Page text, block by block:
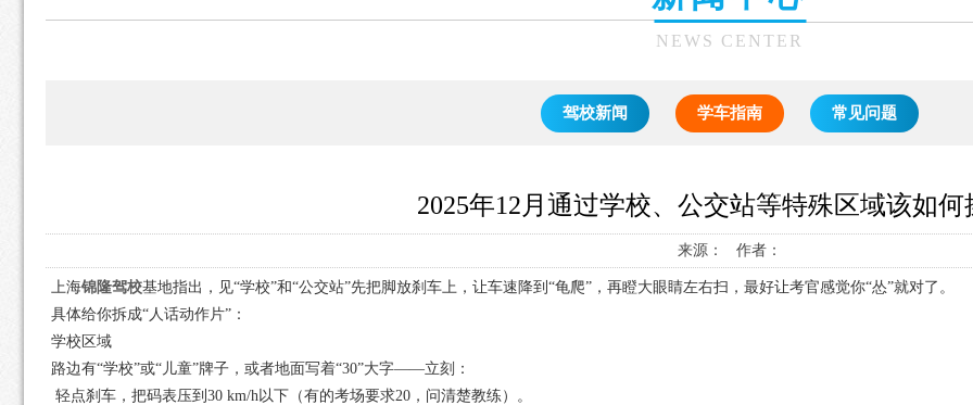
NEWS CENTER
驾校新闻 学车指南 常见问题
2025年12月通过学校、公交站等特殊区域该如何
来源： 作者：
上海锦隆驾校基地指出，见“学校”和“公交站”先把脚放刹车上，让车速降到“龟爬”，再瞪大眼睛左右扫，最好让考官感觉你“怂”就对了。
具体给你拆成“人话动作片”：
学校区域
路边有“学校”或“儿童”牌子，或者地面写着“30”大字——立刻：
轻点刹车，把码表压到30 km/h以下（有的考场要求20，问清楚教练）。